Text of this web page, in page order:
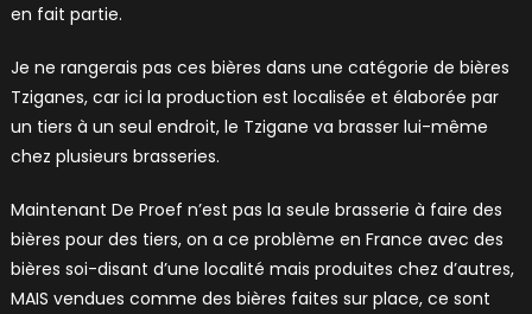
en fait partie.
Je ne rangerais pas ces bières dans une catégorie de bières
Tziganes, car ici la production est localisée et élaborée par
un tiers à un seul endroit, le Tzigane va brasser lui-même
chez plusieurs brasseries.
Maintenant De Proef n’est pas la seule brasserie à faire des
bières pour des tiers, on a ce problème en France avec des
bières soi-disant d’une localité mais produites chez d’autres,
MAIS vendues comme des bières faites sur place, ce sont